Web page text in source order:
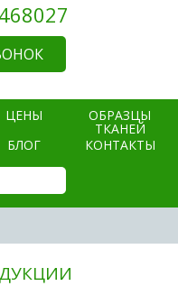
ЦЕНЫ ОБРАЗЦЫ
ТКАНЕЙ
БЛОГ КОНТАКТЫ